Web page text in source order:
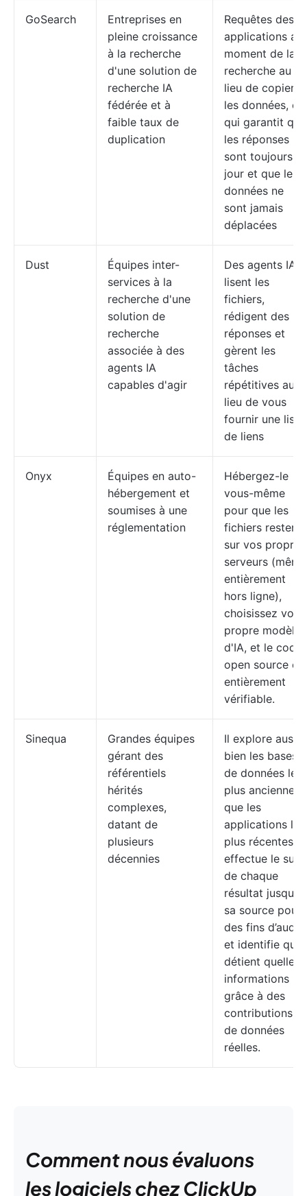
GoSearch
Entreprises en
pleine croissance
à la recherche
d'une solution de
recherche IA
fédérée et à
faible taux de
duplication
Requêtes des
applications au
moment de la
recherche au
lieu de copier
les données, ce
qui garantit que
les réponses
sont toujours à
jour et que les
données ne
sont jamais
déplacées
Dust
Équipes inter-
services à la
recherche d'une
solution de
recherche
associée à des
agents IA
capables d'agir
Des agents IA
lisent les
fichiers,
rédigent des
réponses et
gèrent les
tâches
répétitives au
lieu de vous
fournir une liste
de liens
Onyx
Équipes en auto-
hébergement et
soumises à une
réglementation
Hébergez-le
vous-même
pour que les
fichiers restent
sur vos propres
serveurs (même
entièrement
hors ligne),
choisissez
propre modèle
d'IA, et le code
open source est
entièrement
vérifiable.
Sinequa
Grandes équipes
gérant des
référentiels
hérités
complexes,
datant de
plusieurs
décennies
Il explore aussi
bien les bases
de données les
plus anciennes
que les
applications les
plus récentes,
effectue le suivi
de chaque
résultat jusqu’à
sa source pour
des fins d’audit
et identifie qui
détient quelles
informations
grâce à des
contributions
de données
réelles.
Comment nous évaluons
les logiciels chez ClickUp